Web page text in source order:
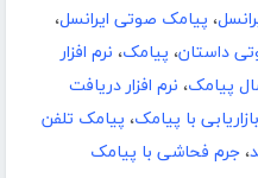
، پیامک صوتی ایرانسل،
داستان، پیامک، نرم افزار
پیامک، نرم افزار دریافت
بازاریابی با پیامک، پیامک تلفن
، جرم فحاشی با پیامک